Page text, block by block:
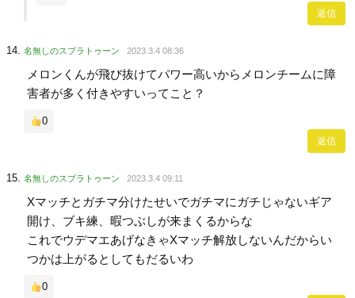
返信
名無しのスプラトゥーン 2023.3.4 08:36
メロンくんが飛び抜けてパワー高いからメロンチームに障
害者が多く付きやすいってこと？
0
返信
名無しのスプラトゥーン 2023.3.4 09:11
Xマッチとガチマ分けたせいでガチマにガチじゃないギア
開け、ブキ練、暇つぶしが来まくるからな
これでウデマエあげなきゃXマッチ解放しないんだからい
つかは上がるとしてもだるいわ
0